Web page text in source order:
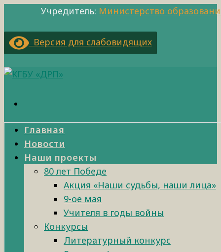
Учредитель: Министерство
Версия для слабовидящих
Главная
Новости
Наши проекты
80 лет Победе
Акция «Наши судьбы, наши лица»
9-ое мая
Учителя в годы войны
Конкурсы
Литературный конкурс